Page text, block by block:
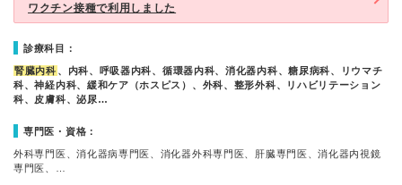
ワクチン接種で利用しました
診療科目：
腎臓内科 、内科、呼吸器内科、循環器内科、消化器内科、糖尿病科、リウマチ
科、神経内科、緩和ケア（ホスピス）、外科、整形外科、リハビリテーション
科、皮膚科、泌尿…
専門医・資格：
外科専門医、消化器病専門医、消化器外科専門医、肝臓専門医、消化器内視鏡
専門医、…